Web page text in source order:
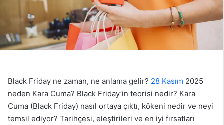
Black Friday ne zaman, ne anlama gelir? 28 Kasım 2025
neden Kara Cuma? Black Friday’in teorisi nedir? Kara
Cuma (Black Friday) nasıl ortaya çıktı, kökeni nedir ve neyi
temsil ediyor? Tarihçesi, eleştirileri ve en iyi fırsatları